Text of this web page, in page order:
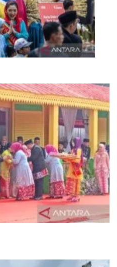
tradisi dan kota global
Betawi simbol bakti dan